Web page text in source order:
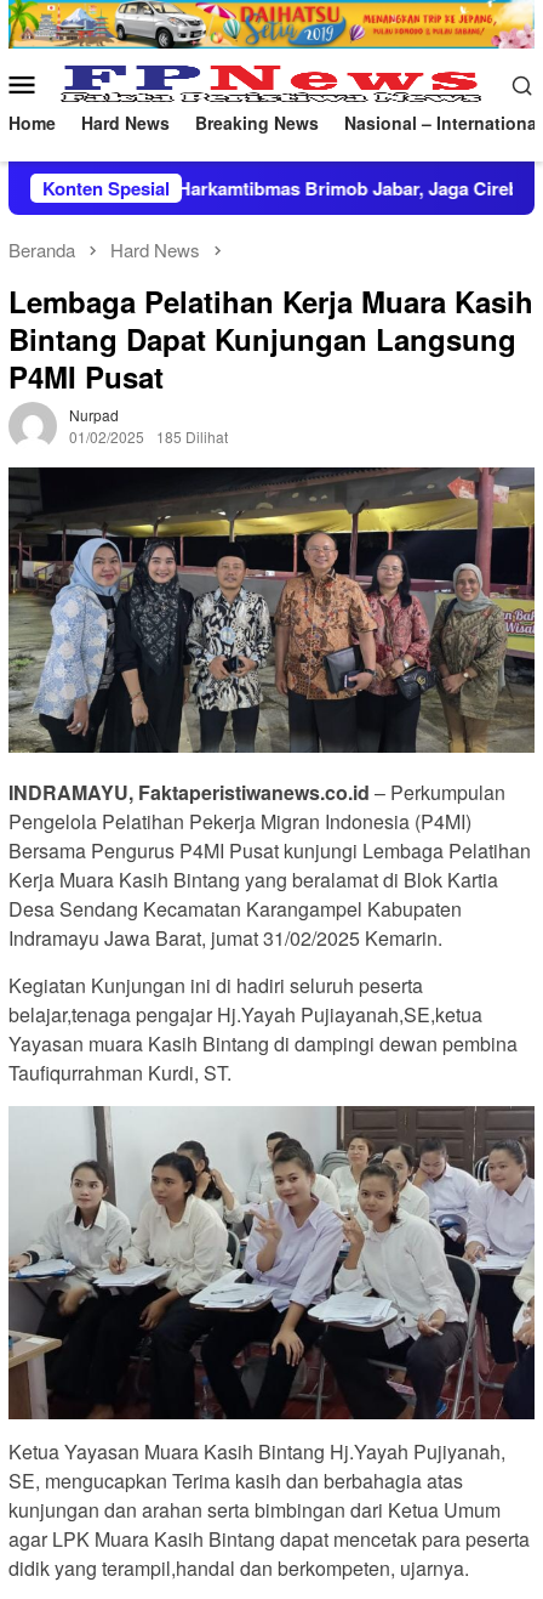
Loncat
ke
Menu
Mobile
Home Hard News Breaking News Nasional – International
Konten Spesial
Harkamtibmas Brimob Jabar, Jaga Cirebon Tetap
Beranda Hard News
Lembaga Pelatihan Kerja Muara Kasih
Bintang Dapat Kunjungan Langsung
P4MI Pusat
Nurpad
01/02/2025
185 Dilihat
INDRAMAYU, Faktaperistiwanews.co.id – Perkumpulan
Pengelola Pelatihan Pekerja Migran Indonesia (P4MI)
Bersama Pengurus P4MI Pusat kunjungi Lembaga Pelatihan
Kerja Muara Kasih Bintang yang beralamat di Blok Kartia
Desa Sendang Kecamatan Karangampel Kabupaten
Indramayu Jawa Barat, jumat 31/02/2025 Kemarin.
Kegiatan Kunjungan ini di hadiri seluruh peserta
belajar,tenaga pengajar Hj.Yayah Pujiayanah,SE,ketua
Yayasan muara Kasih Bintang di dampingi dewan pembina
Taufiqurrahman Kurdi, ST.
Ketua Yayasan Muara Kasih Bintang Hj.Yayah Pujiyanah,
SE, mengucapkan Terima kasih dan berbahagia atas
kunjungan dan arahan serta bimbingan dari Ketua Umum
agar LPK Muara Kasih Bintang dapat mencetak para peserta
didik yang terampil,handal dan berkompeten, ujarnya.